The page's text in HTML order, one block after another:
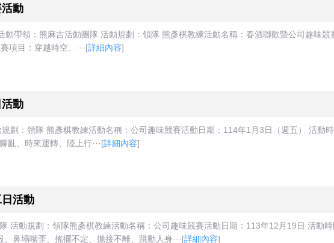
動
帶領：熊麻吉活動團隊 活動規劃：領隊 熊彥棋教練活動名稱：春酒聯歡暨公司趣味競
項目：穿越時空、···[詳細內容]
動
劃：領隊 熊彥棋教練活動名稱：公司趣味競賽活動日期：114年1月3日（週五） 活動
、時來運轉、陸上行···[詳細內容]
活動
活動規劃：領隊熊彥棋教練活動名稱：公司趣味競賽活動日期：113年12月19日 活動
鼻塌嘴歪、搖擺不定、拋接不離、跳動人身···[詳細內容]